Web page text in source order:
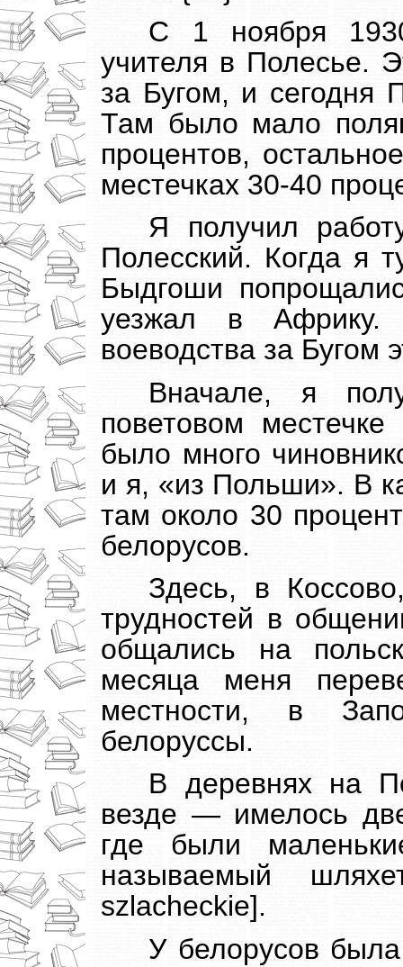
С 1 ноября
учителя в Полесье.
за Бугом, и
Там было мало
процентов,
местечках 30-40
Я получил
Полесский. Когда я
Быдгоши
уезжал в
воеводства за Бугом
Вначале, я
поветовом
было много
и я, «из Польши». В
там около 30
белорусов.
Здесь, в
трудностей в
общались на
месяца меня
местности, в
белоруссы.
В деревнях на
везде — имелось
где были
называемый
szlacheckie].
У белорусов